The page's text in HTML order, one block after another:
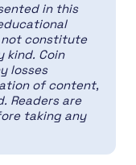
in this
not constitute
kind. Coin
losses
of content,
Readers are
taking any